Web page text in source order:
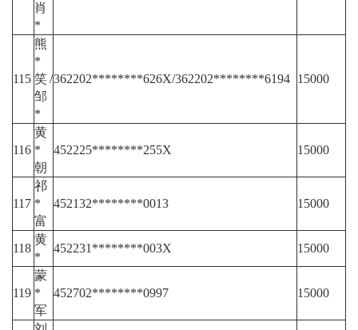
肖
*
115
熊
*
笑/
邹
*
362202********626X/362202********6194 15000
116
黄
*
朝
452225********255X 15000
117
祁
*
富
452132********0013 15000
118
黄
*
452231********003X 15000
119
蒙
*
军
452702********0997 15000